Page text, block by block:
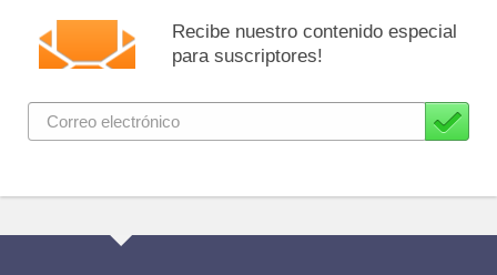
Recibe nuestro contenido especial
para suscriptores!